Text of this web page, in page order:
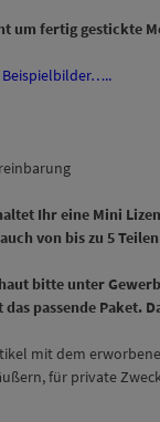
um fertig gestickte
Ihr eine Mini
von bis zu 5
bitte unter
passende Paket.
mit dem
für private